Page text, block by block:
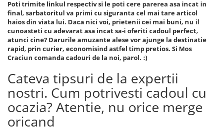
Poti trimite linkul respectiv si le poti cere parerea asa incat in
final, sarbatoritul va primi cu siguranta cel mai tare articol
haios din viata lui. Daca nici voi, prietenii cei mai buni, nu il
cunoasteti cu adevarat asa incat sa-i oferiti cadoul perfect,
atunci cine? Darurile amuzante alese vor ajunge la destinatie
rapid, prin curier, economisind astfel timp pretios. Si Mos
Craciun comanda cadouri de la noi, parol. :)
Cateva tipsuri de la expertii
nostri. Cum potrivesti cadoul cu
ocazia? Atentie, nu orice merge
oricand